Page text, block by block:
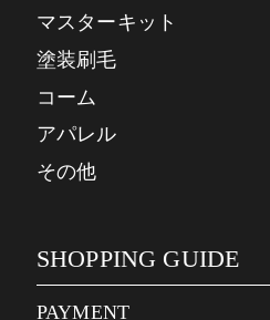
マスターキット
塗装刷毛
コーム
アパレル
その他
SHOPPING GUIDE
PAYMENT